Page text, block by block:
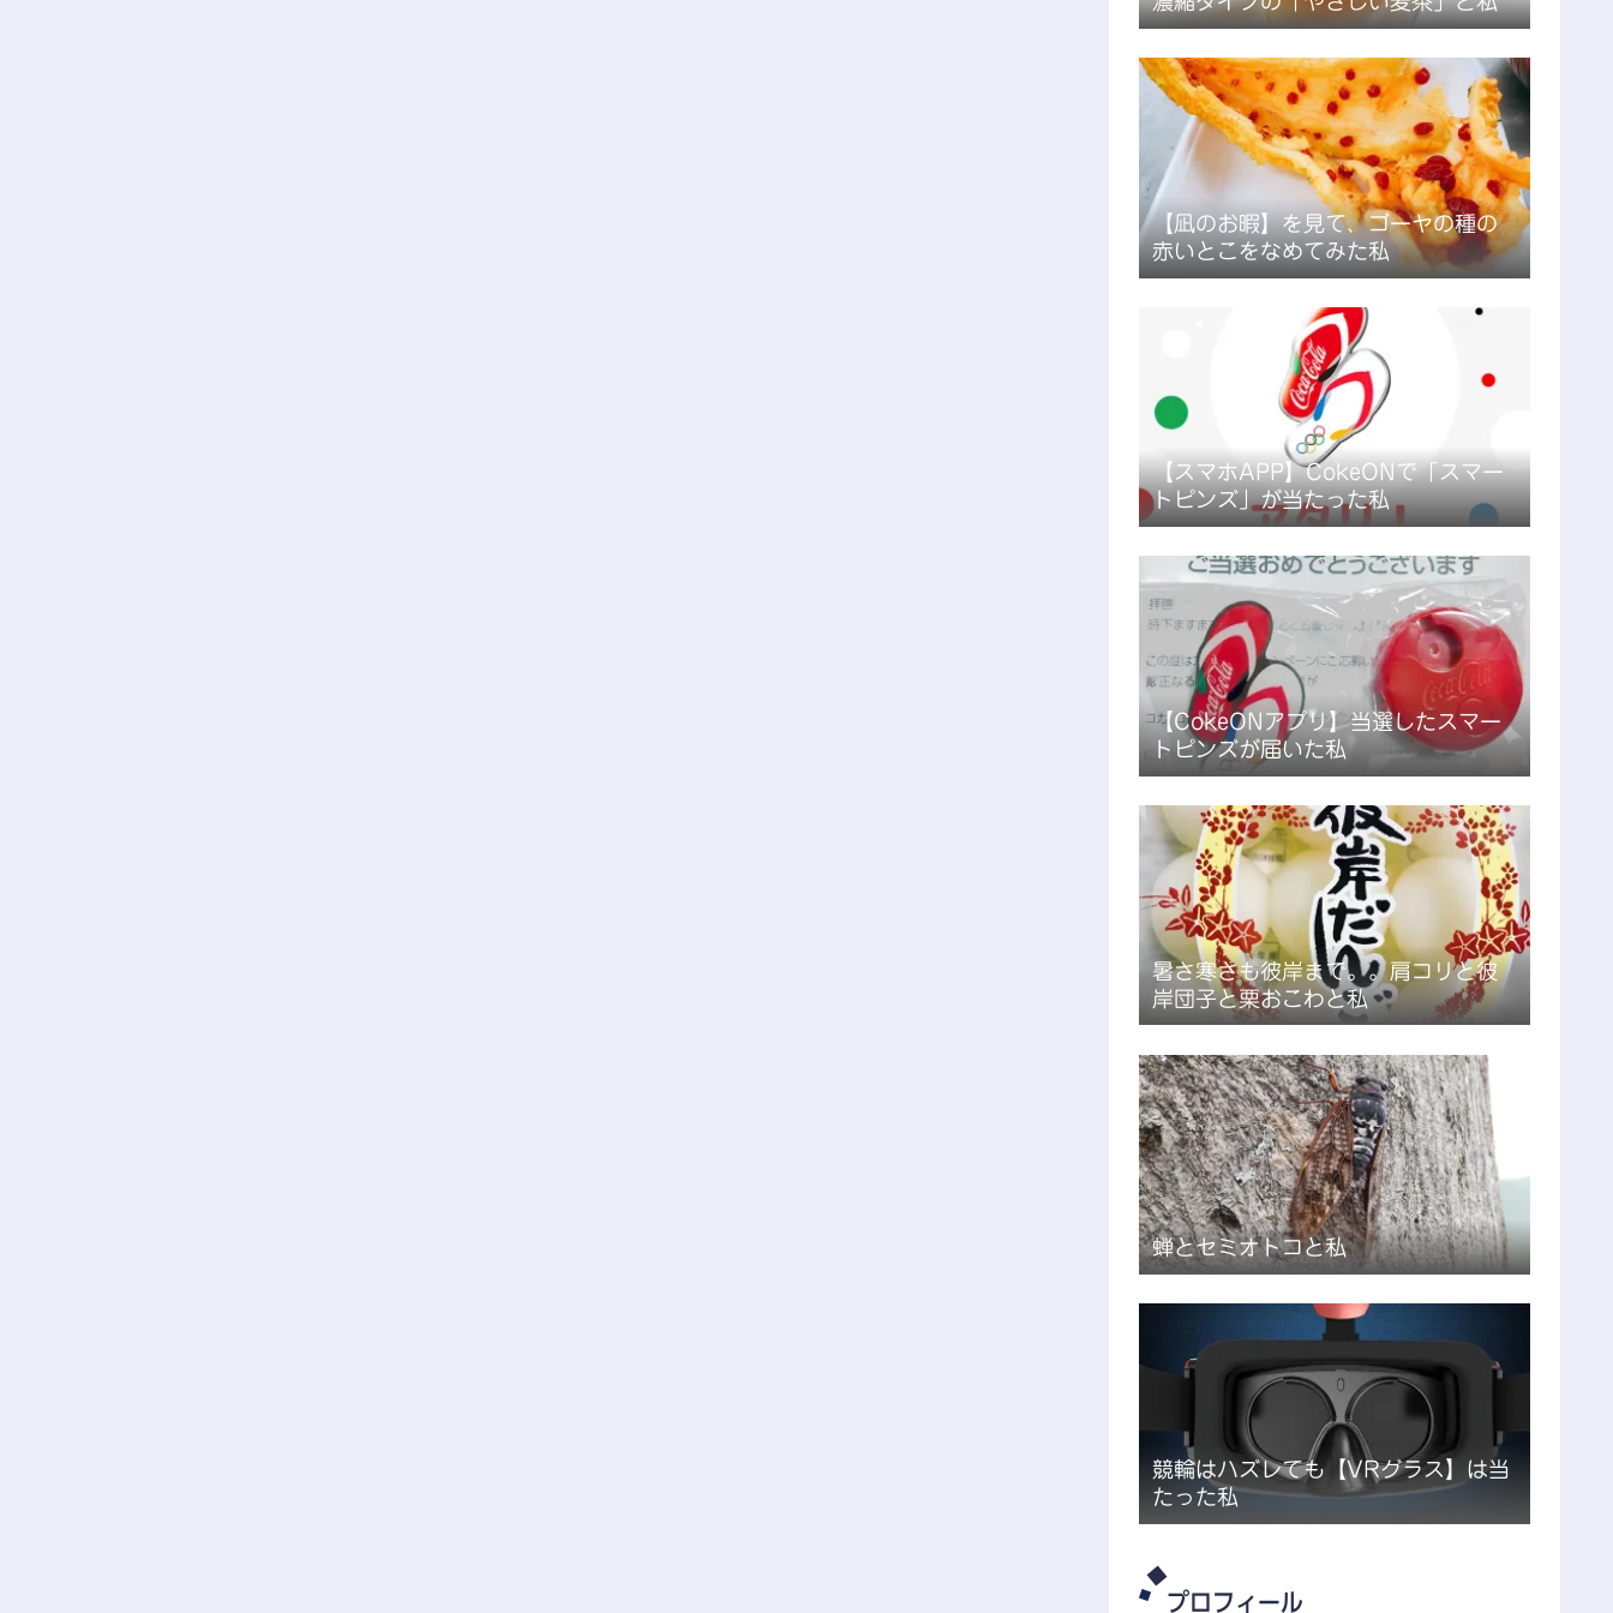
【凪のお暇】を見て、ゴーヤの種の
赤いとこをなめてみた私
【スマホAPP】CokeONで「スマー
トピンズ」が当たった私
【CokeONアプリ】当選したスマー
トピンズが届いた私
暑さ寒さも彼岸まで。。肩コリと彼
岸団子と栗おこわと私
蝉とセミオトコと私
競輪はハズレても【VRグラス】は当
たった私
プロフィール